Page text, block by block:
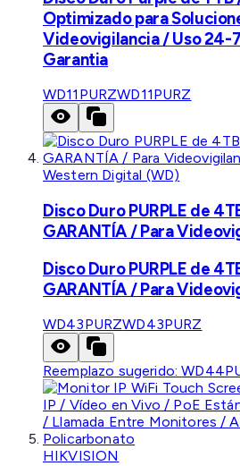
Optimizado para
Videovigilancia / Uso 24-
Garantia
WD11PURZWD11PURZ
Western Digital (WD)
Disco Duro PURPLE de
GARANTÍA / Para
Disco Duro PURPLE de
GARANTÍA / Para
WD43PURZWD43PURZ
Reemplazo sugerido:
HIKVISION